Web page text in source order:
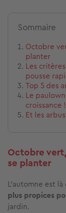
Sommaire
Octobre
planter
Les
pousse
Top 5 des
Le
croissance !
Et les
Octobre
se planter
L’automne est
plus propices
jardin.